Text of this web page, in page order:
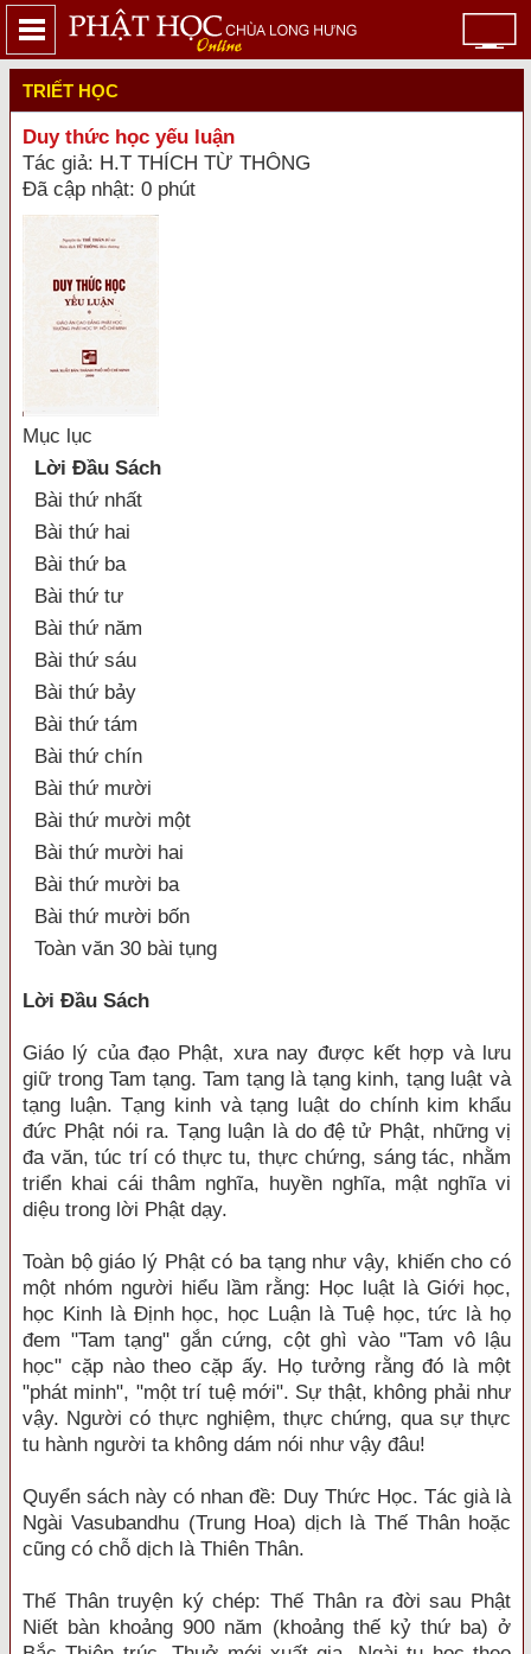
TRIẾT HỌC
Duy thức học yếu luận
Tác giả: H.T THÍCH TỪ THÔNG
Đã cập nhật: 0 phút
Mục lục
Lời Ðầu Sách
Bài thứ nhất
Bài thứ hai
Bài thứ ba
Bài thứ tư
Bài thứ năm
Bài thứ sáu
Bài thứ bảy
Bài thứ tám
Bài thứ chín
Bài thứ mười
Bài thứ mười một
Bài thứ mười hai
Bài thứ mười ba
Bài thứ mười bốn
Toàn văn 30 bài tụng
Lời Ðầu Sách
Giáo lý của đạo Phật, xưa nay được kết hợp và lưu
giữ trong Tam tạng. Tam tạng là tạng kinh, tạng luật và
tạng luận. Tạng kinh và tạng luật do chính kim khẩu
đức Phật nói ra. Tạng luận là do đệ tử Phật, những vị
đa văn, túc trí có thực tu, thực chứng, sáng tác, nhằm
triển khai cái thâm nghĩa, huyền nghĩa, mật nghĩa vi
diệu trong lời Phật dạy.
Toàn bộ giáo lý Phật có ba tạng như vậy, khiến cho có
một nhóm người hiểu lầm rằng: Học luật là Giới học,
học Kinh là Ðịnh học, học Luận là Tuệ học, tức là họ
đem "Tam tạng" gắn cứng, cột ghì vào "Tam vô lậu
học" cặp nào theo cặp ấy. Họ tưởng rằng đó là một
"phát minh", "một trí tuệ mới". Sự thật, không phải như
vậy. Người có thực nghiệm, thực chứng, qua sự thực
tu hành người ta không dám nói như vậy đâu!
Quyển sách này có nhan đề: Duy Thức Học. Tác già là
Ngài Vasubandhu (Trung Hoa) dịch là Thế Thân hoặc
cũng có chỗ dịch là Thiên Thân.
Thế Thân truyện ký chép: Thế Thân ra đời sau Phật
Niết bàn khoảng 900 năm (khoảng thế kỷ thứ ba) ở